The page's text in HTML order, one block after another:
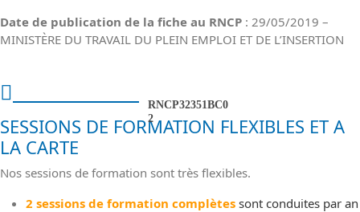
RNCP32351BC0
2
Date de publication de la fiche au RNCP : 29/05/2019 –
MINISTÈRE DU TRAVAIL DU PLEIN EMPLOI ET DE L’INSERTION
SESSIONS DE FORMATION FLEXIBLES ET A
LA CARTE
Nos sessions de formation sont très flexibles.
2 sessions de formation complètes sont conduites par an